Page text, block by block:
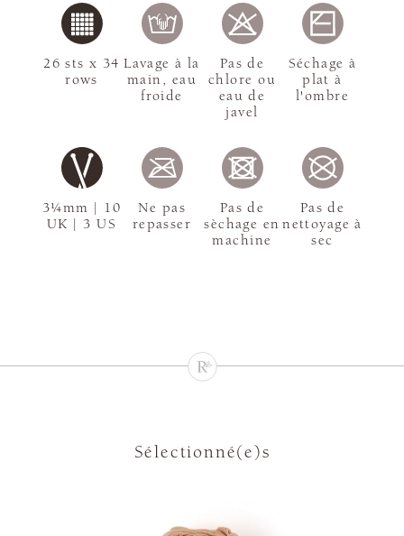
3¼mm | 10
UK | 3 US
26 sts x 34
rows
Lavage à la
main, eau
froide
Pas de
chlore ou
eau de
javel
Séchage à
plat à
l'ombre
Ne pas
repasser
Pas de
sèchage en
machine
Pas de
nettoyage à
sec
Sélectionné(e)s